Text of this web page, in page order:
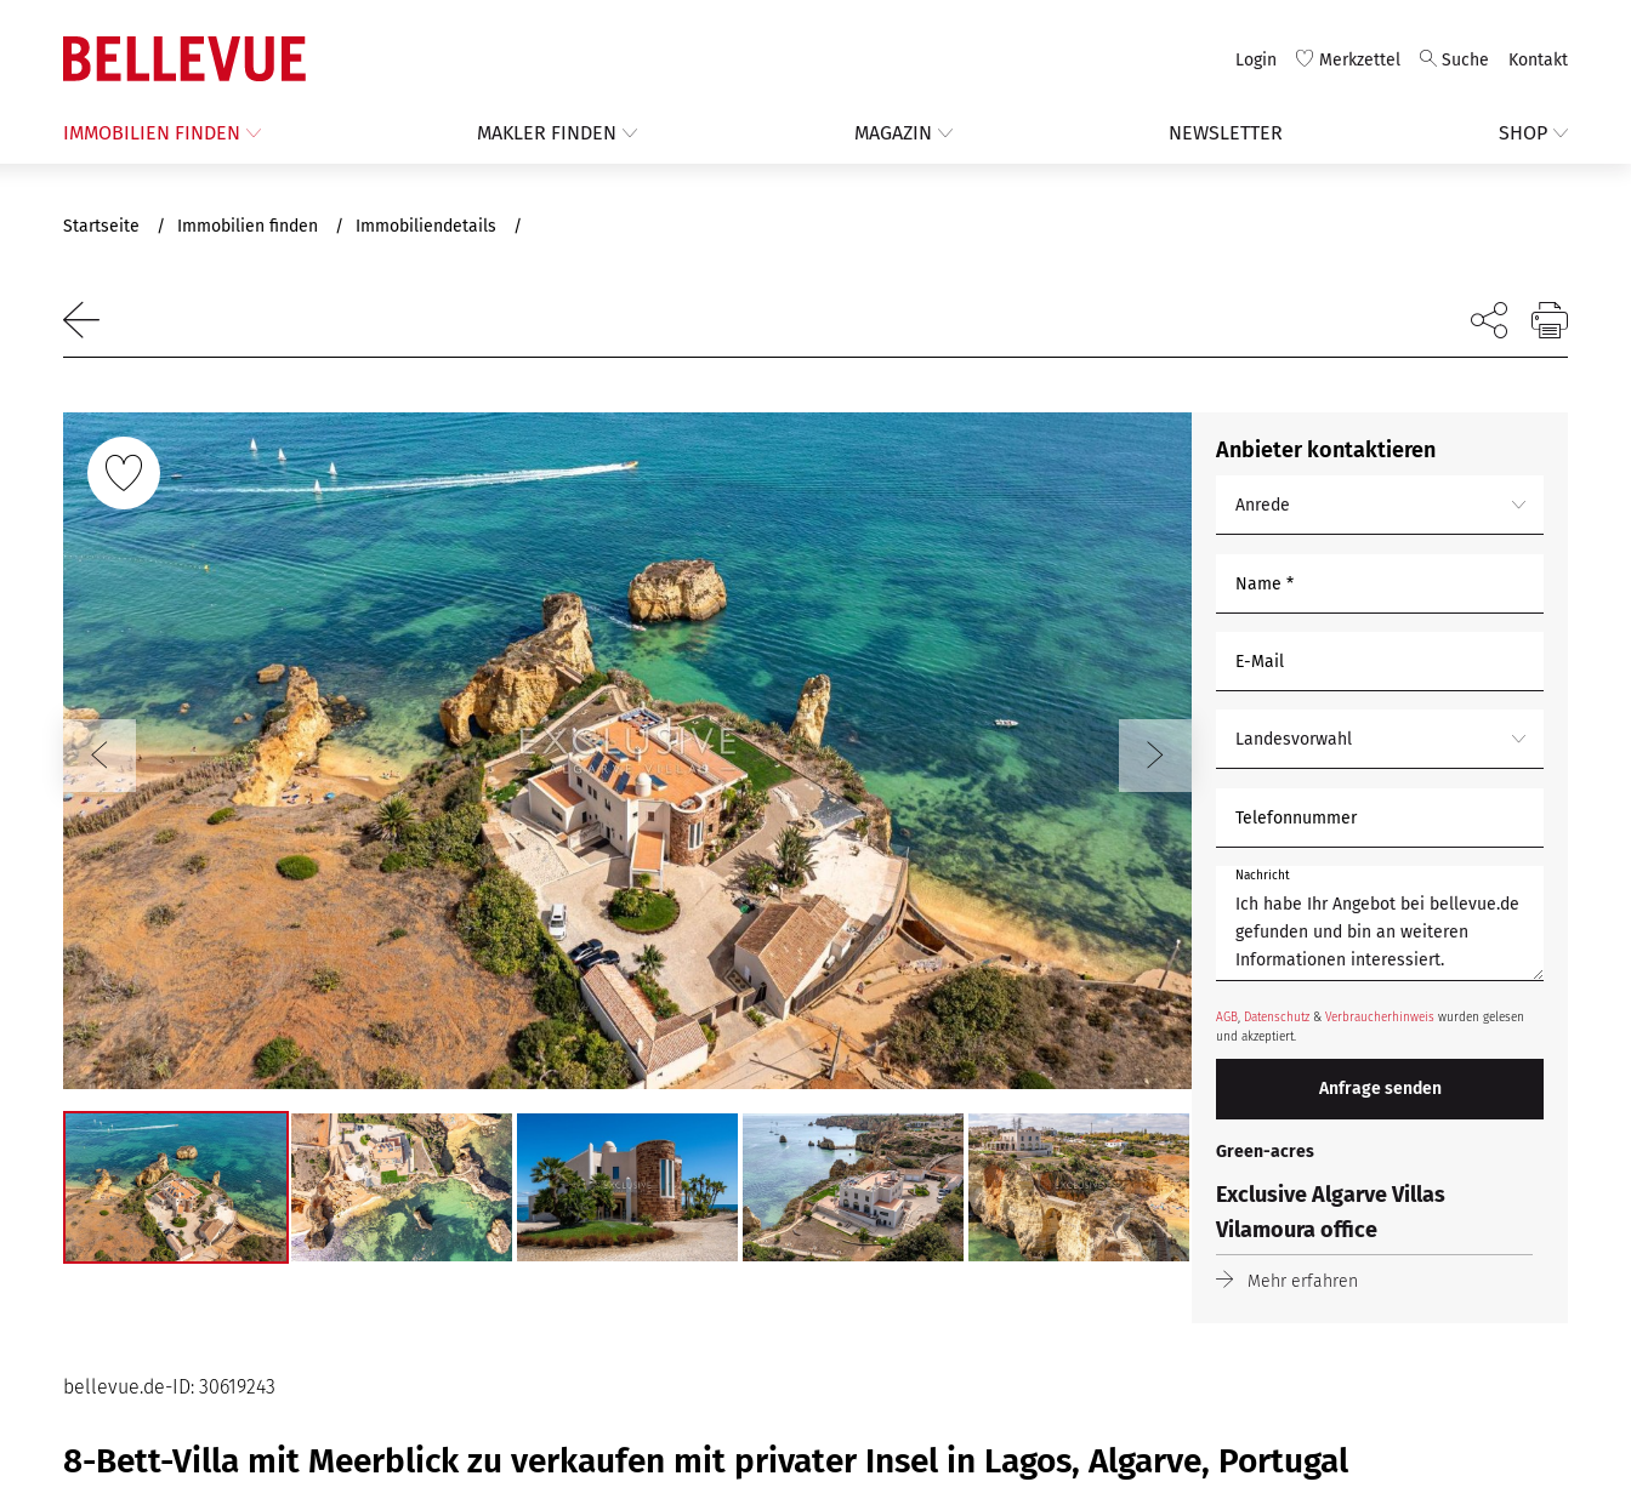
Login Merkzettel Suche Kontakt
IMMOBILIEN FINDEN MAKLER FINDEN MAGAZIN NEWSLETTER SHOP
Startseite Immobilien finden Immobiliendetails
Anbieter kontaktieren
Anrede
Name *
E-Mail
Landesvorwahl
Telefonnummer
Nachricht
AGB, Datenschutz & Verbraucherhinweis wurden gelesen
und akzeptiert.
Green-acres
Exclusive Algarve Villas
Vilamoura office
Mehr erfahren
bellevue.de-ID: 30619243
8-Bett-Villa mit Meerblick zu verkaufen mit privater Insel in Lagos, Algarve, Portugal